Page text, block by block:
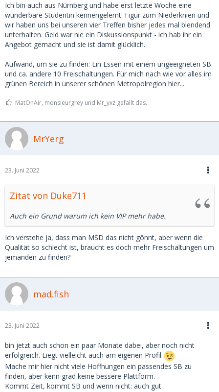
Ich bin auch aus Nürnberg und habe erst letzte Woche eine
wunderbare Studentin kennengelernt: Figur zum Niederknien und
wir haben uns bei unseren vier Treffen bisher jedes mal blendend
unterhalten. Geld war nie ein Diskussionspunkt - ich hab ihr ein
Angebot gemacht und sie ist damit glücklich.
Aufwand, um sie zu finden: Ein Essen mit einem ungeeigneten SB
und ca. andere 10 Freischaltungen. Für mich nach wie vor alles im
grünen Bereich in unserer schönen Metropolregion hier...
MatOnAir, monsieurgrey und Mr_yxz gefällt das.
MrYerg
23. Juni 2022
Zitat von Duke711
Auch ein Grund warum ich kein VIP mehr habe.
Ich verstehe ja, dass man MSD das nicht gönnt, aber wenn die
Qualität so schlecht ist, braucht es doch mehr Freischaltungen um
jemanden zu finden?
mad.fish
23. Juni 2022
bin jetzt auch schon ein paar Monate dabei, aber noch nicht
erfolgreich. Liegt vielleicht auch am eigenen Profil
Mache mir hier nicht viele Hoffnungen ein passendes SB zu
finden, aber kenn grad keine bessere Plattform.
Kommt Zeit, kommt SB und wenn nicht: auch gut